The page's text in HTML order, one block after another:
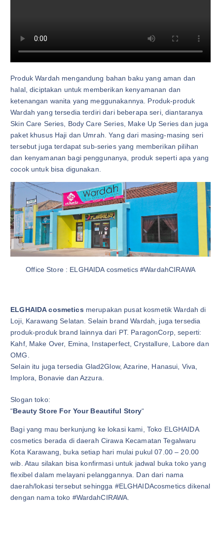
Produk Wardah mengandung bahan baku yang aman dan
halal, diciptakan untuk memberikan kenyamanan dan
ketenangan wanita yang meggunakannya. Produk-produk
Wardah yang tersedia terdiri dari beberapa seri, diantaranya
Skin Care Series, Body Care Series, Make Up Series dan juga
paket khusus Haji dan Umrah. Yang dari masing-masing seri
tersebut juga terdapat sub-series yang memberikan pilihan
dan kenyamanan bagi penggunanya, produk seperti apa yang
cocok untuk bisa digunakan.
Office Store : ELGHAIDA cosmetics #WardahCIRAWA
ELGHAIDA cosmetics merupakan pusat kosmetik Wardah di
Loji, Karawang Selatan. Selain brand Wardah, juga tersedia
produk-produk brand lainnya dari PT. ParagonCorp, seperti:
Kahf, Make Over, Emina, Instaperfect, Crystallure, Labore dan
OMG.
Selain itu juga tersedia Glad2Glow, Azarine, Hanasui, Viva,
Implora, Bonavie dan Azzura.
Slogan toko:
“Beauty Store For Your Beautiful Story“
Bagi yang mau berkunjung ke lokasi kami, Toko ELGHAIDA
cosmetics berada di daerah Cirawa Kecamatan Tegalwaru
Kota Karawang, buka setiap hari mulai pukul 07.00 – 20.00
wib. Atau silakan bisa konfirmasi untuk jadwal buka toko yang
flexibel dalam melayani pelanggannya. Dan dari nama
daerah/lokasi tersebut sehingga #ELGHAIDAcosmetics dikenal
dengan nama toko #WardahCIRAWA.